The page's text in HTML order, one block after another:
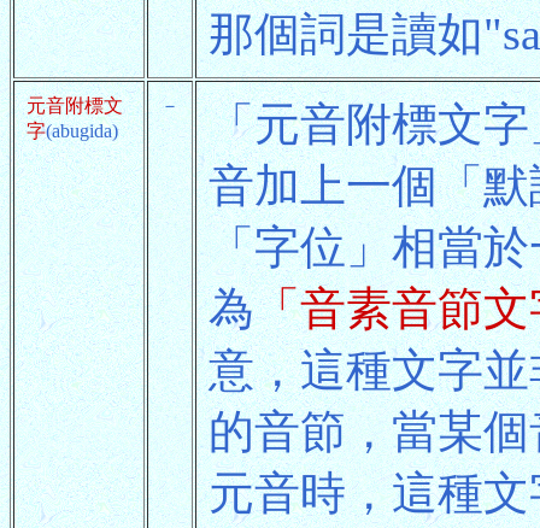
那個詞是讀如
元音附標文
字(abugida)
－
「元音附標文
音加上一個「
「字位」相當
為「音素音節
意，這種文字
的音節，當某
元音時，這種